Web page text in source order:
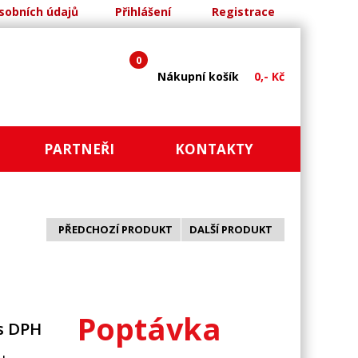
údajů Přihlášení Registrace
Nákupní košík 0,- Kč
0
PARTNEŘI KONTAKTY
DALŠÍ PRODUKT
PŘEDCHOZÍ PRODUKT
DPH Poptávka